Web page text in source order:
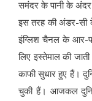
समंदर के पानी के अंदर
इस तरह की अंडर-सी
इंग्लिश चैनल के आर-
लिए इस्तेमाल की
काफी सुधार हुए हैं।
चुकी हैं। आजकल